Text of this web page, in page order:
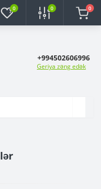
0 0 0
+994502606996
Geriya zəng edək